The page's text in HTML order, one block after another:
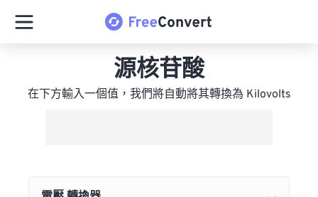
源核苷酸
在下方輸入一個值，我們將自動將其轉換為 Kilovolts